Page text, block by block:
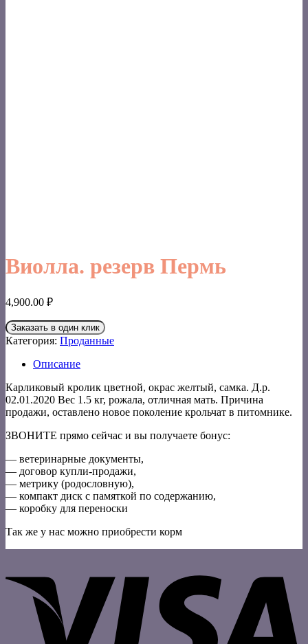
Виолла. резерв Пермь
4,900.00 ₽
Заказать в один клик
Категория: Проданные
Описание
Карликовый кролик цветной, окрас желтый, самка. Д.р.
02.01.2020 Вес 1.5 кг, рожала, отличная мать. Причина
продажи, оставлено новое поколение крольчат в питомнике.
ЗВОНИТЕ прямо сейчас и вы получаете бонус:
— ветеринарные документы,
— договор купли-продажи,
— метрику (родословную),
— компакт диск с памяткой по содержанию,
— коробку для переноски
Так же у нас можно приобрести корм